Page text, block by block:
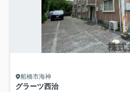
船橋市海神
グラーツ西治